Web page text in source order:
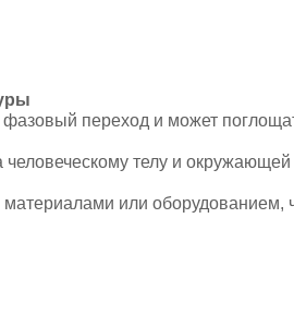
фазовый переход и может
телу и окружающей
или